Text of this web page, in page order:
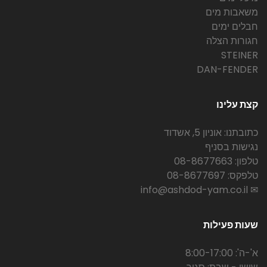
משאבות מים
חבלים ימים
חגורות הצלה
STEINER
DAN-FENDER
קצת עלינו
כתובתנו: אוניון 5, אשדוד
נגישות בסניף
טלפון: 08-8677663
טלפקס: 08-8677697
✉ info@ashdod-yam.co.il
שעות פעילות
א'-ה': 8:00-17:00